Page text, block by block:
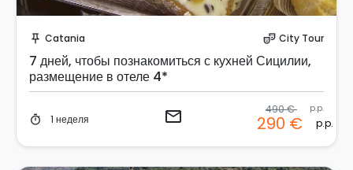
push_pin Catania theater_comedy City Tour
7 дней, чтобы познакомиться с кухней Сицилии,
размещение в отеле 4*
timer 1 неделя email 490 € p.p.
290 € p.p.